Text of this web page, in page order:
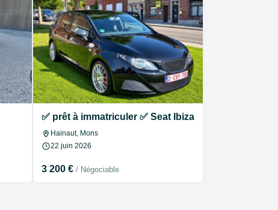
✅ prêt à immatriculer ✅ Seat Ibiza break
Hainaut, Mons
22 juin 2026
3 200 € / Négociable